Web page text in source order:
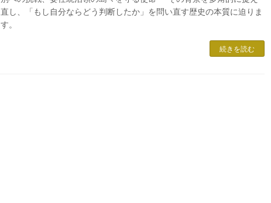
直し、「もし自分ならどう判断したか」を問い直す歴史の本質に迫りま
す。
続きを読む